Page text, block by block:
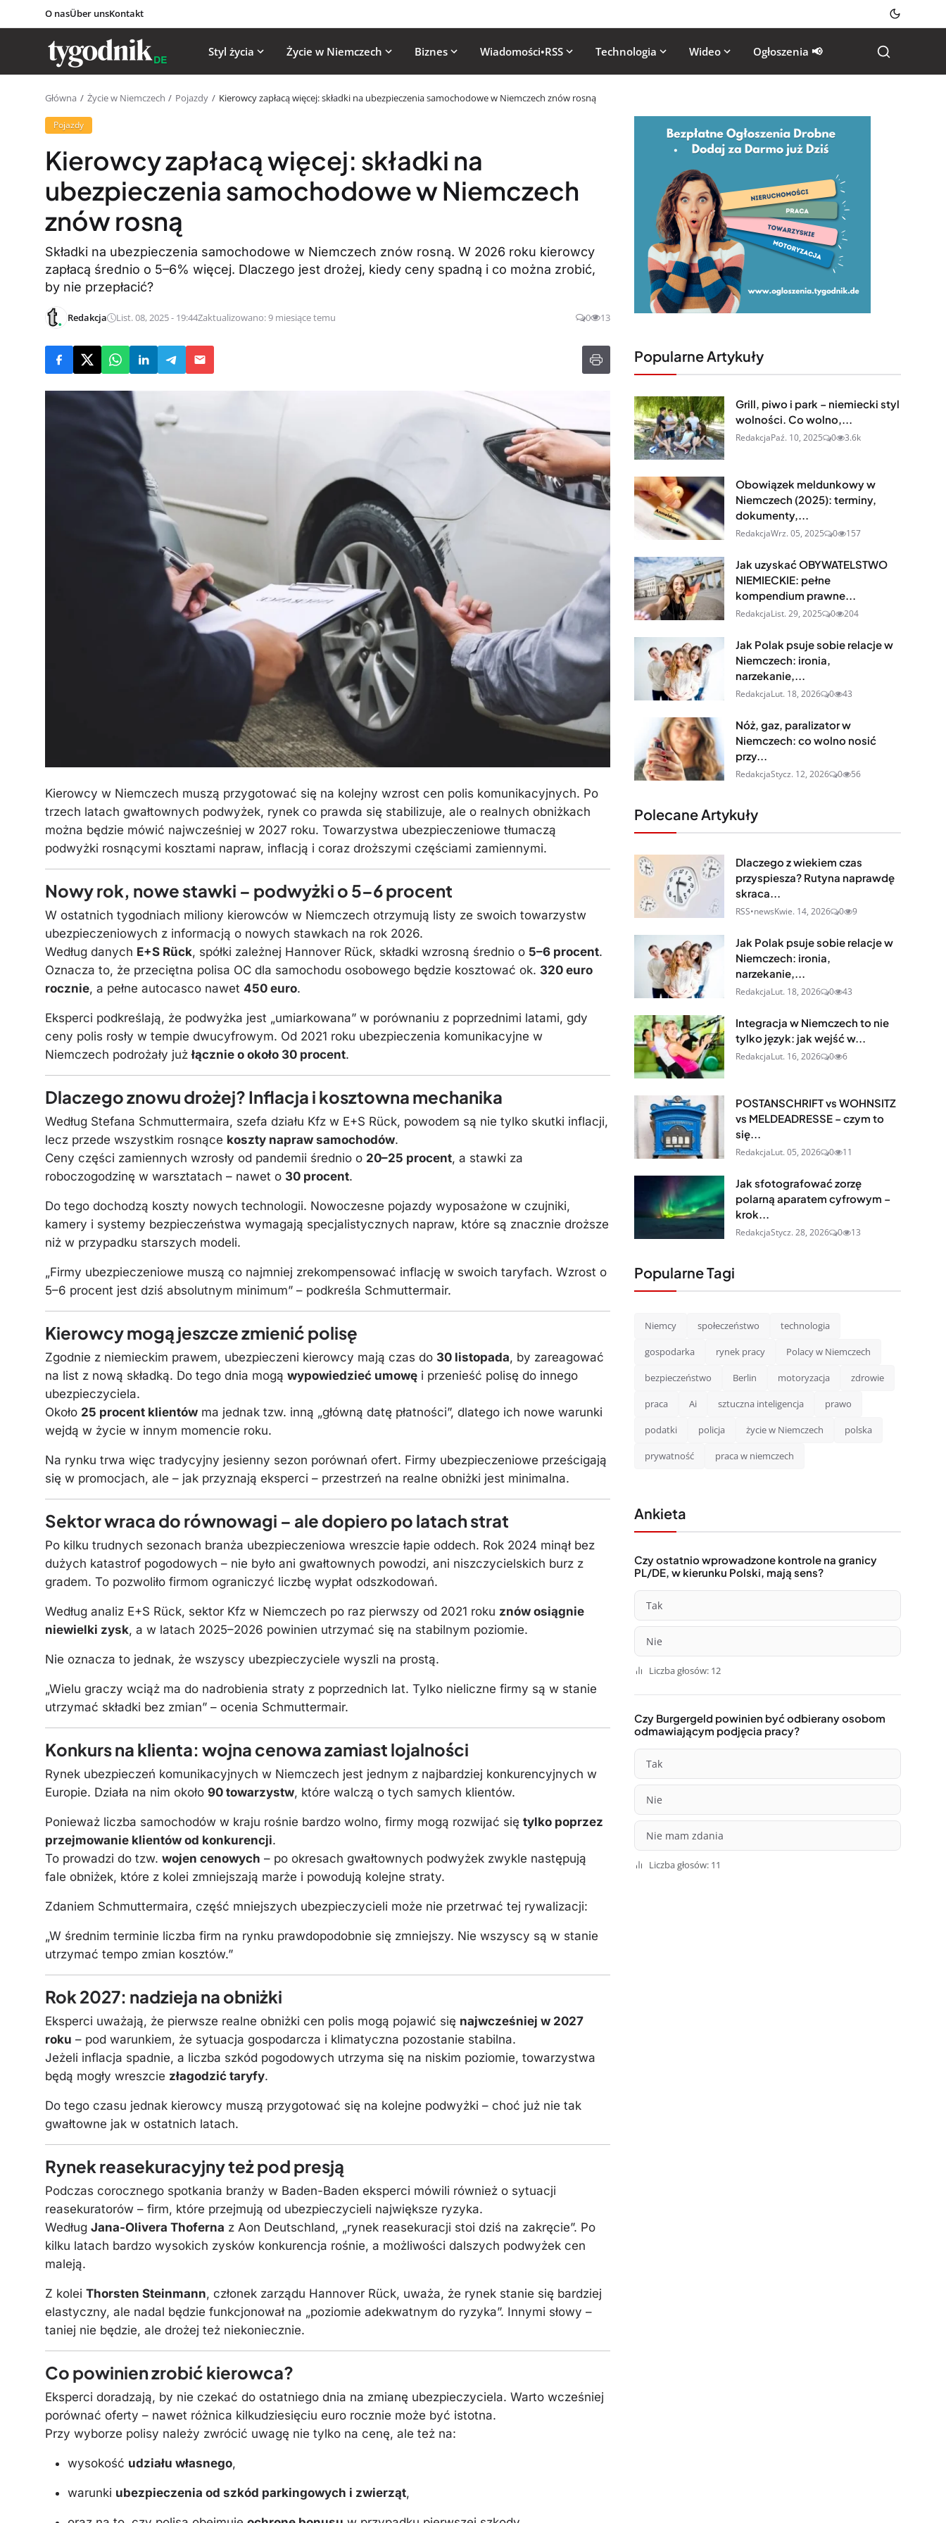
O nasÜber unsKontakt
Styl życia Życie w Niemczech Biznes Wiadomości•RSS Technologia Wideo Ogłoszenia 📢
Główna Życie w Niemczech Pojazdy Kierowcy zapłacą więcej: składki na ubezpieczenia samochodowe w Niemczech znów rosną
Pojazdy
Kierowcy zapłacą więcej: składki na
ubezpieczenia samochodowe w Niemczech
znów rosną
Składki na ubezpieczenia samochodowe w Niemczech znów rosną. W 2026 roku kierowcy
zapłacą średnio o 5–6% więcej. Dlaczego jest drożej, kiedy ceny spadną i co można zrobić,
by nie przepłacić?
Redakcja List. 08, 2025 - 19:44Zaktualizowano: 9 miesiące temu 0 13
Kierowcy w Niemczech muszą przygotować się na kolejny wzrost cen polis komunikacyjnych. Po
trzech latach gwałtownych podwyżek, rynek co prawda się stabilizuje, ale o realnych obniżkach
można będzie mówić najwcześniej w 2027 roku. Towarzystwa ubezpieczeniowe tłumaczą
podwyżki rosnącymi kosztami napraw, inflacją i coraz droższymi częściami zamiennymi.
Nowy rok, nowe stawki – podwyżki o 5–6 procent
W ostatnich tygodniach miliony kierowców w Niemczech otrzymują listy ze swoich towarzystw
ubezpieczeniowych z informacją o nowych stawkach na rok 2026.
Według danych E+S Rück, spółki zależnej Hannover Rück, składki wzrosną średnio o 5–6 procent.
Oznacza to, że przeciętna polisa OC dla samochodu osobowego będzie kosztować ok. 320 euro
rocznie, a pełne autocasco nawet 450 euro.
Eksperci podkreślają, że podwyżka jest „umiarkowana” w porównaniu z poprzednimi latami, gdy
ceny polis rosły w tempie dwucyfrowym. Od 2021 roku ubezpieczenia komunikacyjne w
Niemczech podrożały jużłącznie o około 30 procent.
Dlaczego znowu drożej? Inflacja i kosztowna mechanika
Według Stefana Schmuttermaira, szefa działu Kfz w E+S Rück, powodem są nie tylko skutki inflacji,
lecz przede wszystkim rosnące koszty napraw samochodów.
Ceny części zamiennych wzrosły od pandemii średnio o 20–25 procent, a stawki za
roboczogodzinę w warsztatach – nawet o 30 procent.
Do tego dochodzą koszty nowych technologii. Nowoczesne pojazdy wyposażone w czujniki,
kamery i systemy bezpieczeństwa wymagają specjalistycznych napraw, które są znacznie droższe
niż w przypadku starszych modeli.
„Firmy ubezpieczeniowe muszą co najmniej zrekompensować inflację w swoich taryfach. Wzrost o
5–6 procent jest dziś absolutnym minimum” – podkreśla Schmuttermair.
Kierowcy mogą jeszcze zmienić polisę
Zgodnie z niemieckim prawem, ubezpieczeni kierowcy mają czas do 30 listopada, by zareagować
na list z nową składką. Do tego dnia mogą wypowiedzieć umowę i przenieść polisę do innego
ubezpieczyciela.
Około 25 procent klientów ma jednak tzw. inną „główną datę płatności”, dlatego ich nowe warunki
wejdą w życie w innym momencie roku.
Na rynku trwa więc tradycyjny jesienny sezon porównań ofert. Firmy ubezpieczeniowe prześcigają
się w promocjach, ale – jak przyznają eksperci – przestrzeń na realne obniżki jest minimalna.
Sektor wraca do równowagi – ale dopiero po latach strat
Po kilku trudnych sezonach branża ubezpieczeniowa wreszcie łapie oddech. Rok 2024 minął bez
dużych katastrof pogodowych – nie było ani gwałtownych powodzi, ani niszczycielskich burz z
gradem. To pozwoliło firmom ograniczyć liczbę wypłat odszkodowań.
Według analiz E+S Rück, sektor Kfz w Niemczech po raz pierwszy od 2021 roku znów osiągnie
niewielki zysk, a w latach 2025–2026 powinien utrzymać się na stabilnym poziomie.
Nie oznacza to jednak, że wszyscy ubezpieczyciele wyszli na prostą.
„Wielu graczy wciąż ma do nadrobienia straty z poprzednich lat. Tylko nieliczne firmy są w stanie
utrzymać składki bez zmian” – ocenia Schmuttermair.
Konkurs na klienta: wojna cenowa zamiast lojalności
Rynek ubezpieczeń komunikacyjnych w Niemczech jest jednym z najbardziej konkurencyjnych w
Europie. Działa na nim około 90 towarzystw, które walczą o tych samych klientów.
Ponieważ liczba samochodów w kraju rośnie bardzo wolno, firmy mogą rozwijać się tylko poprzez
przejmowanie klientów od konkurencji.
To prowadzi do tzw. wojen cenowych – po okresach gwałtownych podwyżek zwykle następują
fale obniżek, które z kolei zmniejszają marże i powodują kolejne straty.
Zdaniem Schmuttermaira, część mniejszych ubezpieczycieli może nie przetrwać tej rywalizacji:
„W średnim terminie liczba firm na rynku prawdopodobnie się zmniejszy. Nie wszyscy są w stanie
utrzymać tempo zmian kosztów.”
Rok 2027: nadzieja na obniżki
Eksperci uważają, że pierwsze realne obniżki cen polis mogą pojawić się najwcześniej w 2027
roku – pod warunkiem, że sytuacja gospodarcza i klimatyczna pozostanie stabilna.
Jeżeli inflacja spadnie, a liczba szkód pogodowych utrzyma się na niskim poziomie, towarzystwa
będą mogły wreszcie złagodzić taryfy.
Do tego czasu jednak kierowcy muszą przygotować się na kolejne podwyżki – choć już nie tak
gwałtowne jak w ostatnich latach.
Rynek reasekuracyjny też pod presją
Podczas corocznego spotkania branży w Baden-Baden eksperci mówili również o sytuacji
reasekuratorów – firm, które przejmują od ubezpieczycieli największe ryzyka.
Według Jana-Olivera Thoferna z Aon Deutschland, „rynek reasekuracji stoi dziś na zakręcie”. Po
kilku latach bardzo wysokich zysków konkurencja rośnie, a możliwości dalszych podwyżek cen
maleją.
Z kolei Thorsten Steinmann, członek zarządu Hannover Rück, uważa, że rynek stanie się bardziej
elastyczny, ale nadal będzie funkcjonował na „poziomie adekwatnym do ryzyka”. Innymi słowy –
taniej nie będzie, ale drożej też niekoniecznie.
Co powinien zrobić kierowca?
Eksperci doradzają, by nie czekać do ostatniego dnia na zmianę ubezpieczyciela. Warto wcześniej
porównać oferty – nawet różnica kilkudziesięciu euro rocznie może być istotna.
Przy wyborze polisy należy zwrócić uwagę nie tylko na cenę, ale też na:
wysokość udziału własnego,
warunki ubezpieczenia od szkód parkingowych i zwierząt,
Popularne Artykuły
Grill, piwo i park – niemiecki styl
wolności. Co wolno,...
RedakcjaPaź. 10, 2025 0 3.6k
Obowiązek meldunkowy w
Niemczech (2025): terminy,
dokumenty,...
RedakcjaWrz. 05, 2025 0 157
Jak uzyskać OBYWATELSTWO
NIEMIECKIE: pełne
kompendium prawne...
RedakcjaList. 29, 2025 0 204
Jak Polak psuje sobie relacje w
Niemczech: ironia,
narzekanie,...
RedakcjaLut. 18, 2026 0 43
Nóż, gaz, paralizator w
Niemczech: co wolno nosić
przy...
RedakcjaStycz. 12, 2026 0 56
Polecane Artykuły
Dlaczego z wiekiem czas
przyspiesza? Rutyna naprawdę
skraca...
RSS•newsKwie. 14, 2026 0 9
Jak Polak psuje sobie relacje w
Niemczech: ironia,
narzekanie,...
RedakcjaLut. 18, 2026 0 43
Integracja w Niemczech to nie
tylko język: jak wejść w...
RedakcjaLut. 16, 2026 0 6
POSTANSCHRIFT vs WOHNSITZ
vs MELDEADRESSE – czym to
się...
RedakcjaLut. 05, 2026 0 11
Jak sfotografować zorzę
polarną aparatem cyfrowym –
krok...
RedakcjaStycz. 28, 2026 0 13
Popularne Tagi
Niemcy społeczeństwo technologia
gospodarka rynek pracy Polacy w Niemczech
bezpieczeństwo Berlin motoryzacja zdrowie
praca Ai sztuczna inteligencja prawo
podatki policja życie w Niemczech polska
prywatność praca w niemczech
Ankieta
Czy ostatnio wprowadzone kontrole na granicy
PL/DE, w kierunku Polski, mają sens?
Tak
Nie
Liczba głosów: 12
Czy Burgergeld powinien być odbierany osobom
odmawiającym podjęcia pracy?
Tak
Nie
Nie mam zdania
Liczba głosów: 11